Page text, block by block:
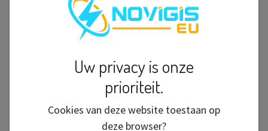
Uw privacy is onze
prioriteit.
Cookies van deze website toestaan op
deze browser?